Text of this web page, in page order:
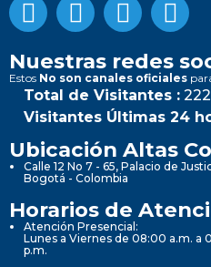
Nuestras redes
Estos No son canales oficiales
Total de Visitantes :
Visitantes Últimas 24
Ubicación Altas
Calle 12 No 7 - 65, Palacio de
Bogotá - Colombia
Horarios de
Atención Presencial:
Lunes a Viernes de 08:00 a.m. a
p.m.